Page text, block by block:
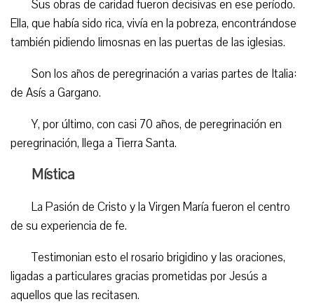
Sus obras de caridad fueron decisivas en ese período.
Ella, que había sido rica, vivía en la pobreza, encontrándose
también pidiendo limosnas en las puertas de las iglesias.
Son los años de peregrinación a varias partes de Italia:
de Asís a Gargano.
Y, por último, con casi 70 años, de peregrinación en
peregrinación, llega a Tierra Santa.
Mística
La Pasión de Cristo y la Virgen María fueron el centro
de su experiencia de fe.
Testimonian esto el rosario brigidino y las oraciones,
ligadas a particulares gracias prometidas por Jesús a
aquellos que las recitasen.